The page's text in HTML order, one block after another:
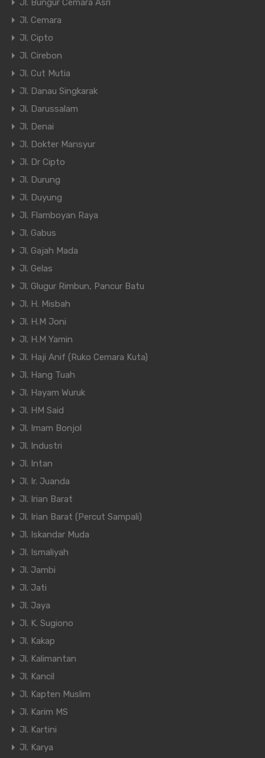
Jl. Bungur Cemara Asri
Jl. Cemara
Jl. Cipto
Jl. Cirebon
Jl. Cut Mutia
Jl. Danau Singkarak
Jl. Darussalam
Jl. Denai
Jl. Dokter Mansyur
Jl. Dr Cipto
Jl. Durung
Jl. Duyung
Jl. Flamboyan Raya
Jl. Gabus
Jl. Gajah Mada
Jl. Gelas
Jl. Glugur Rimbun, Pancur Batu
Jl. H. Misbah
Jl. H.M Joni
Jl. H.M Yamin
Jl. Haji Anif (Ruko Cemara Kuta)
Jl. Hang Tuah
Jl. Hayam Wuruk
Jl. HM Said
Jl. Imam Bonjol
Jl. Industri
Jl. Intan
Jl. Ir. Juanda
Jl. Irian Barat
Jl. Irian Barat (Percut Sampali)
Jl. Iskandar Muda
Jl. Ismaliyah
Jl. Jambi
Jl. Jati
Jl. Jaya
Jl. K. Sugiono
Jl. Kakap
Jl. Kalimantan
Jl. Kancil
Jl. Kapten Muslim
Jl. Karim MS
Jl. Kartini
Jl. Karya